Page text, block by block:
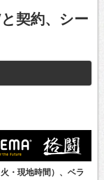
契約、シー
・現地時間）、ベラ